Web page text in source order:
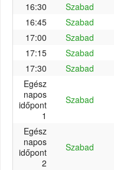
16:30 Szabad
16:45
Szabad
17:00
Szabad
17:15
Szabad
17:30
Szabad
Egész
napos
időpont
1
Szabad
Egész
napos
időpont
2
Szabad